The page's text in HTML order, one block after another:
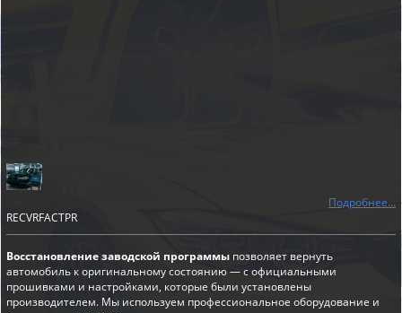
Подробнее...
RECVRFACTPR
Восстановление заводской программы позволяет вернуть
автомобиль к оригинальному состоянию — с официальными
прошивками и настройками, которые были установлены
производителем. Мы используем профессиональное оборудование и